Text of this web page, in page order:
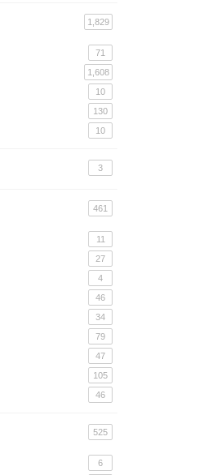
1,829
71
1,608
10
130
10
3
461
11
27
4
46
34
79
47
105
46
525
6